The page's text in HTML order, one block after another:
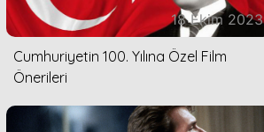
18 Ekim 2023
Cumhuriyetin 100. Yılına Özel Film
Önerileri